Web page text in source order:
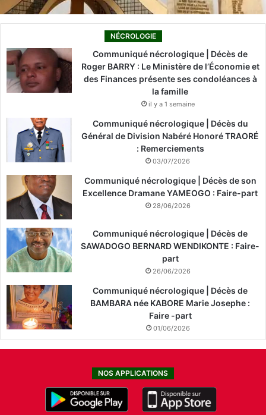
NÉCROLOGIE
Communiqué nécrologique | Décès de
Roger BARRY : Le Ministère de l’Économie et
des Finances présente ses condoléances à
la famille
il y a 1 semaine
Communiqué nécrologique | Décès du
Général de Division Nabéré Honoré TRAORÉ
: Remerciements
03/07/2026
Communiqué nécrologique | Décès de son
Excellence Dramane YAMEOGO : Faire-part
28/06/2026
Communiqué nécrologique | Décès de
SAWADOGO BERNARD WENDIKONTE : Faire-
part
26/06/2026
Communiqué nécrologique | Décès de
BAMBARA née KABORE Marie Josephe :
Faire -part
01/06/2026
NOS APPLICATIONS